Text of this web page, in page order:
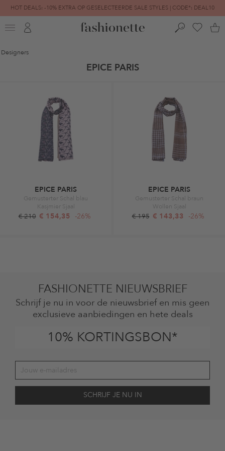
HOT DEALS: -10% EXTRA OP GESELECTEERDE SALE STYLES | CODE*: DEAL10
FINAL SALE | TOT -80% GEREDUCEERD
Designers
EPICE PARIS
EPICE PARIS
Gemusterter Schal blau
Kasjmier Sjaal
€ 210 € 154,35 -26%
EPICE PARIS
Gemusterter Schal braun
Wollen Sjaal
€ 195 € 143,33 -26%
FASHIONETTE NIEUWSBRIEF
Schrijf je nu in voor de nieuwsbrief en mis geen
exclusieve aanbiedingen en hete deals
10% KORTINGSBON*